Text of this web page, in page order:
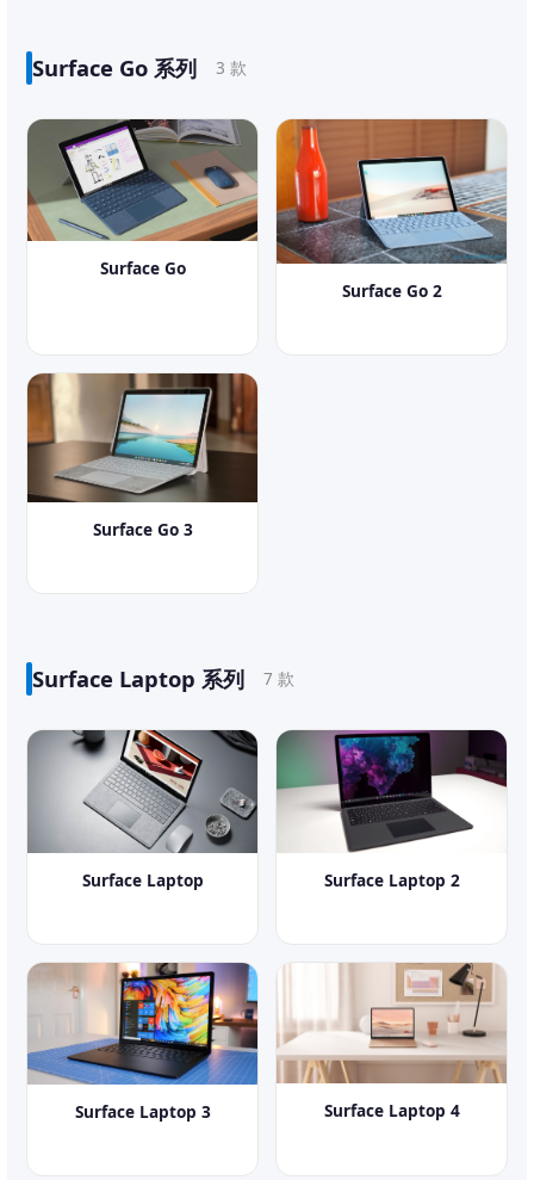
Surface Go 系列 3 款
Surface Go
Surface Go 2
Surface Go 3
Surface Laptop 系列 7 款
Surface Laptop Surface Laptop 2
Surface Laptop 3 Surface Laptop 4